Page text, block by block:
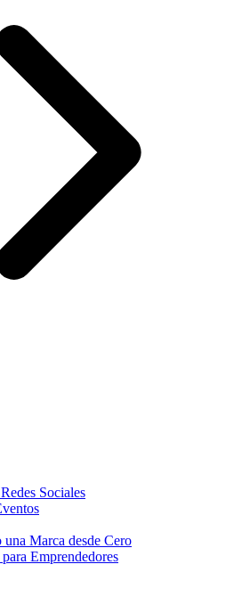
Sociales
Marca desde Cero
Emprendedores